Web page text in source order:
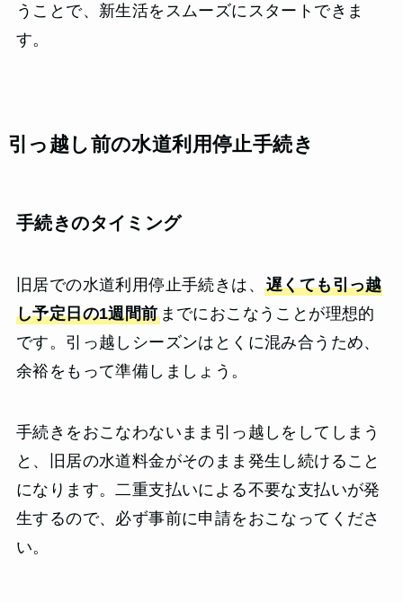
うことで、新生活をスムーズにスタートできま
す。
引っ越し前の水道利用停止手続き
手続きのタイミング
旧居での水道利用停止手続きは、 遅くても引っ越
し予定日の1週間前までにおこなうことが理想的
です。引っ越しシーズンはとくに混み合うため、
余裕をもって準備しましょう。
手続きをおこなわないまま引っ越しをしてしまう
と、旧居の水道料金がそのまま発生し続けること
になります。二重支払いによる不要な支払いが発
生するので、必ず事前に申請をおこなってくださ
い。